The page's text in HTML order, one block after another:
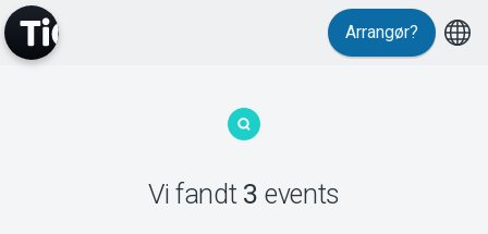
MyTickster
Arrangør?
Vi fandt 3 events